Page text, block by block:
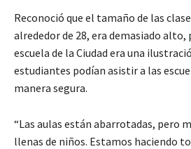
Reconoció que el tamaño de las
alrededor de 28, era demasiado alto,
escuela de la Ciudad era una
estudiantes podían asistir a las
manera segura.
“Las aulas están abarrotadas, pero
llenas de niños. Estamos haciendo